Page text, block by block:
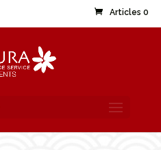
Articles 0